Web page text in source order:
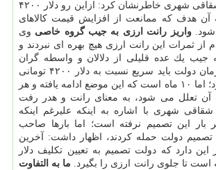
افزایش پیدا كرد. شقاقی شهری خاطرنشان كرد: ازاین رو دلار ۴۲۰۰
آن هدف كه ممانعت از افزایش قیمت كالاهای
شود.واریز رانت ارزی به جیب گروه خاصی وی
از ثمرات این رانت ارزی هیچ بهره ای نبردند و
جیب یك عده قلیلی از دلالان و واسطه گران
واریز شد. در این زمان دولت باید سریع نسبت به دلار ۴۲۰۰ تومانی
موضع گیری می كرد؛ اما ۱۰ ماه است كه این موضع ادامه یافته و هر
تعلل می شود، به معنای رانت و هدر رفت
شهری با اشاره به اینكه علیرغم اینكه
این تصمیم نرفته است؛ اما بارها صاحب
تصمیم دولت حمله كردند، اظهار داشت: آخرین
این دارد كه دولت تصمیم به تعیین تكلیف دلار
ما به التفاوت